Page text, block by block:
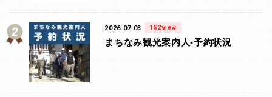
2026.07.03 152view
まちなみ観光案内人-予約状況